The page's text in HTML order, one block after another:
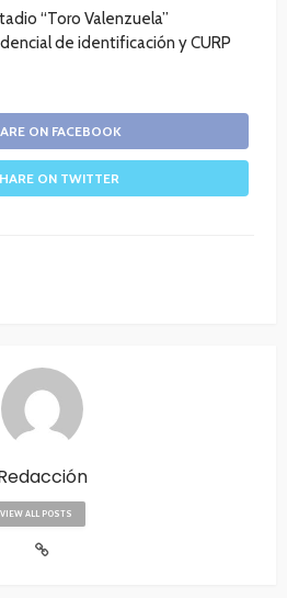
“Toro Valenzuela”
de identificación y CURP
ON FACEBOOK
ON TWITTER
VIEW ALL POSTS